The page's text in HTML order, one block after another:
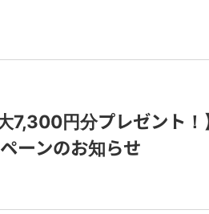
7,300円分プレゼント
ーンのお知らせ